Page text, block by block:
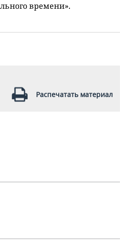
времени».
Распечатать материал